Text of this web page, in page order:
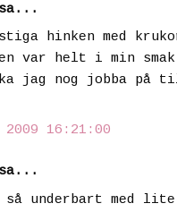
hinken med
var helt i min
jag nog jobba på
16:21:00
så underbart med lite